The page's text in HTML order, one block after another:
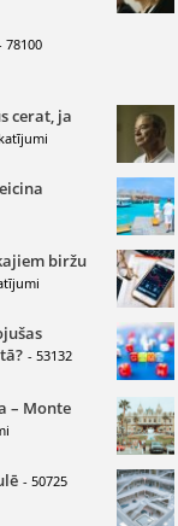
78100
cerat, ja
biržu
- 53132
– Monte
- 50725